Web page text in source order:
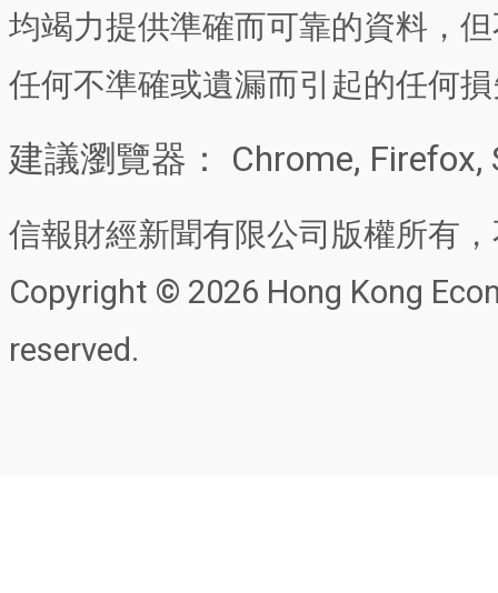
均竭力提供準確而可靠的資料，
任何不準確或遺漏而引起的任何
建議瀏覽器： Chrome, Firefox,
信報財經新聞有限公司版權所有
Copyright © 2026 Hong Kong
reserved.